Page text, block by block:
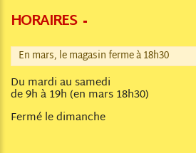
HORAIRES
En mars, le magasin ferme à 18h30
Du mardi au samedi
de 9h à 19h (en mars 18h30)
Fermé le dimanche